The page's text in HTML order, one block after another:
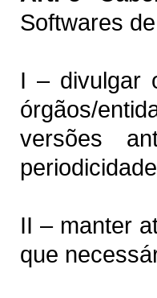
Softwares
I – divulgar
órgãos/
versões
II – manter
que